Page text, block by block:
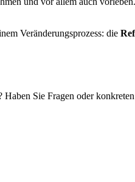
Veränderungsprozess: die
Haben Sie Fragen oder